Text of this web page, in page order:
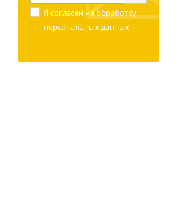
Я согласен наобработку
персональных данных